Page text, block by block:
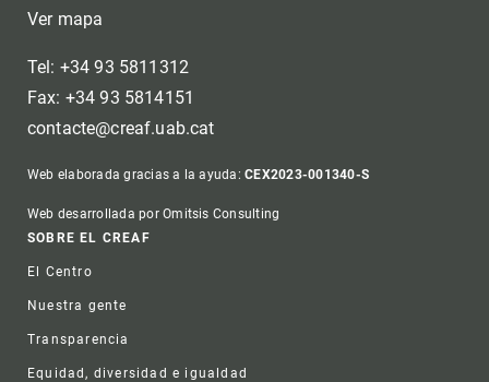
Ver mapa
Tel: +34 93 5811312
Fax: +34 93 5814151
contacte@creaf.uab.cat
Web elaborada gracias a la ayuda:CEX2023-001340-S
Web desarrollada por Omitsis Consulting
Footer
SOBRE EL CREAF
El Centro
Nuestra gente
Transparencia
Equidad, diversidad e igualdad